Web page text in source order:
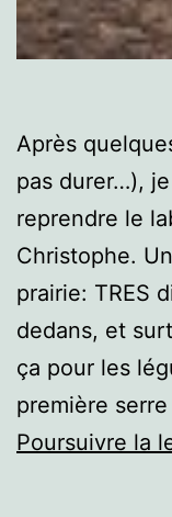
Après
pas durer…),
reprendre le
Christophe.
prairie: TRES
dedans, et
ça pour les
première
Poursuivre la